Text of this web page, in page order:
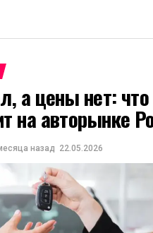
а цены нет: что
на авторынке
назад 22.05.2026